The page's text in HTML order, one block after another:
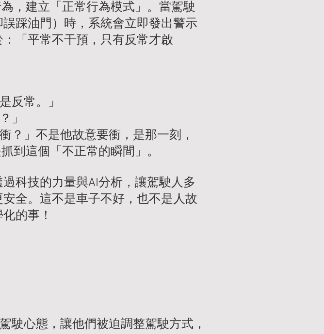
，建立「正常行為模式」。當駕駛
踩油門）時，系統會立即發出警示
「平常不干預，只有反常才啟
反常。」
」
？」不是他故意要衝，是那一刻，
到這個「不正常的瞬間」。
科技的力量與AI分析，讓駕駛人多
全。這不是車子不好，也不是人故
的事！
駛心態，讓他們被迫調整駕駛方式，